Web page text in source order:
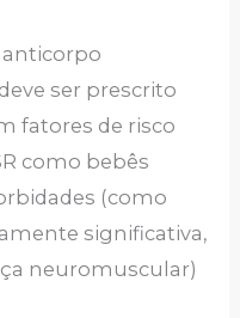
ser prescrito
fatores de risco
como bebês
(como
significativa,
neuromuscular)